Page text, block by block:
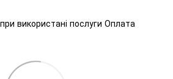
використані послуги Оплата